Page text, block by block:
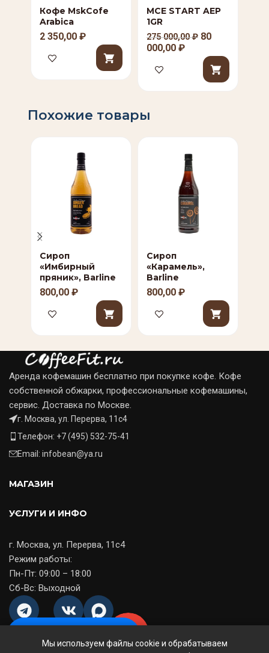
Кофе MskCofe
Arabica
2 350,00 ₽
MCE START AEP
1GR
275 000,00₽ 80
000,00 ₽
Похожие товары
Сироп
«Имбирный
пряник», Barline
800,00 ₽
Сироп
«Карамель»,
Barline
800,00 ₽
Аренда кофемашин бесплатно при покупке кофе. Кофе
собственной обжарки, профессиональные кофемашины,
сервис. Доставка по Москве.
г. Москва, ул. Перерва, 11с4
Телефон: +7 (495) 532-75-41
Email: infobean@ya.ru
МАГАЗИН
УСЛУГИ И ИНФО
г. Москва, ул. Перерва, 11с4
Режим работы:
Пн-Пт: 09:00 – 18:00
Сб-Вс: Выходной
© 2014-2026CoffeeFit— ООО «МСКкофе». Все права
Мы используем файлы cookie и обрабатываем